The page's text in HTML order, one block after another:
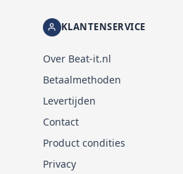
KLANTENSERVICE
Over Beat-it.nl
Betaalmethoden
Levertijden
Contact
Product condities
Privacy